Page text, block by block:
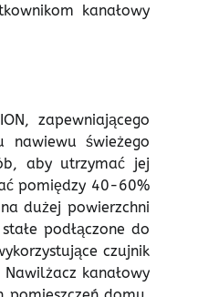
kanałowy
zapewniającego
nawiewu świeżego
aby utrzymać jej
pomiędzy 40-60%
dużej powierzchni
podłączone do
czujnik
kanałowy